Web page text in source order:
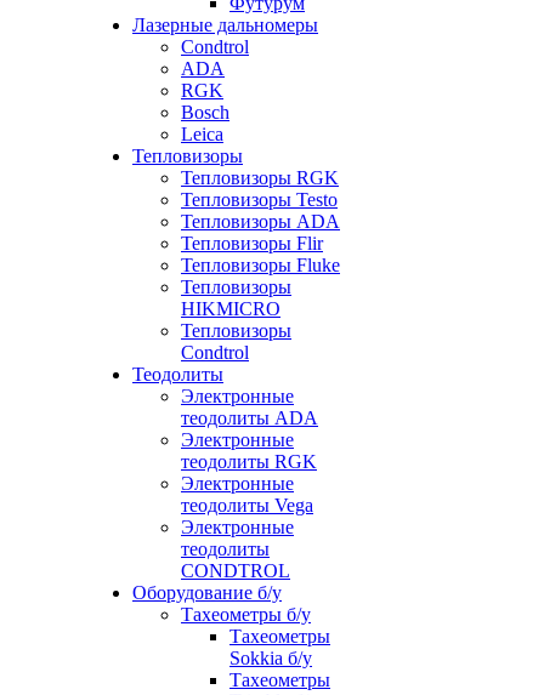
Лазерные дальномеры
Condtrol
ADA
RGK
Bosch
Leica
Тепловизоры
Тепловизоры RGK
Тепловизоры Testo
Тепловизоры ADA
Тепловизоры Flir
Тепловизоры Fluke
Тепловизоры
HIKMICRO
Тепловизоры
Condtrol
Теодолиты
Электронные
теодолиты ADA
Электронные
теодолиты RGK
Электронные
теодолиты Vega
Электронные
теодолиты
CONDTROL
Оборудование б/у
Тахеометры б/у
Тахеометры
Sokkia б/у
Тахеометры